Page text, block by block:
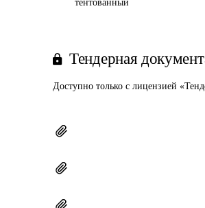
тентованный
Тендерная
Доступно только с лицензией